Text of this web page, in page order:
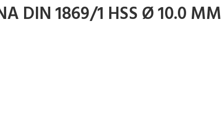
DIN 1869/1 HSS Ø 10.0 MM